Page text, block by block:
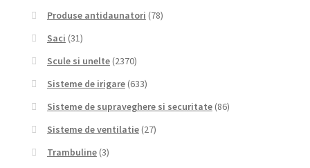
Produse antidaunatori (78)
Saci (31)
Scule si unelte (2370)
Sisteme de irigare (633)
Sisteme de supraveghere si securitate (86)
Sisteme de ventilatie (27)
Trambuline (3)